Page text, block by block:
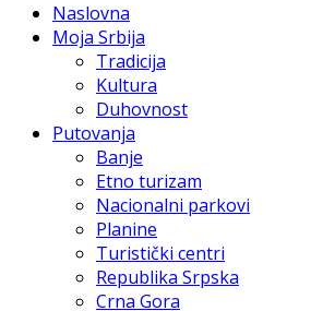
Naslovna
Moja Srbija
Tradicija
Kultura
Duhovnost
Putovanja
Banje
Etno turizam
Nacionalni parkovi
Planine
Turistički centri
Republika Srpska
Crna Gora